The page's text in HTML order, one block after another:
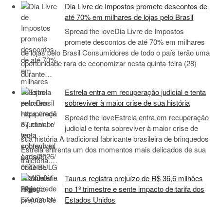
Dia Livre de Impostos promete descontos de
até 70% em milhares de lojas pelo Brasil
Spread the loveDia Livre de Impostos
promete descontos de até 70% em milhares
de lojas pelo Brasil Consumidores de todo o país terão uma
oportunidade rara de economizar nesta quinta-feira (28)
durante…
Estrela entra em recuperação judicial e tenta
sobreviver à maior crise de sua história
Spread the loveEstrela entra em recuperação
judicial e tenta sobreviver à maior crise de
sua história A tradicional fabricante brasileira de brinquedos
Estrela enfrenta um dos momentos mais delicados de sua
trajetória.…
Taurus registra prejuízo de R$ 36,6 milhões
no 1º trimestre e sente impacto de tarifa dos
Estados Unidos